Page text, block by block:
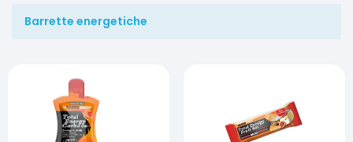
Barrette energetiche